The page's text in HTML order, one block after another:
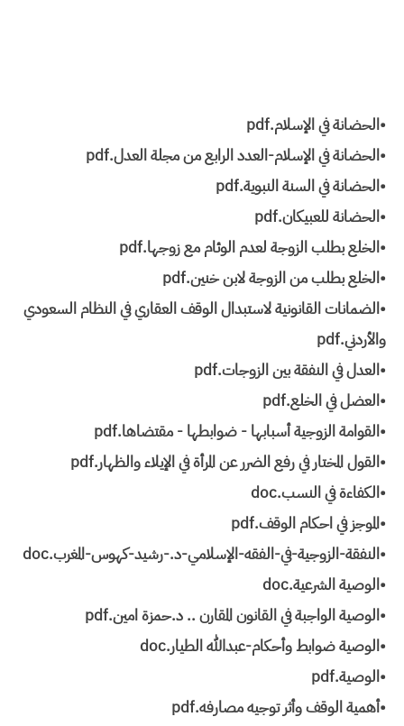
•الحضانة في الإسلام.pdf
•الحضانة في الإسلام-العدد الرابع من مجلة العدل.pdf
•الحضانة في السنة النبوية.pdf
•الحضانة للعبيكان.pdf
•الخلع بطلب الزوجة لعدم الوئام مع زوجها.pdf
•الخلع بطلب من الزوجة لابن خنين.pdf
•الضمانات القانونية لاستبدال الوقف العقاري في النظام السعودي
والأردني.pdf
•العدل في النفقة بين الزوجات.pdf
•العضل في الخلع.pdf
•القوامة الزوجية أسبابها - ضوابطها - مقتضاها.pdf
•القول المختار في رفع الضرر عن المرأة في الإيلاء والظهار.pdf
•الكفاءة في النسب.doc
•الموجز في احكام الوقف.pdf
•النفقة-الزوجية-في-الفقه-الإسلامي-د.-رشيد-كهوس-المغرب.doc
•الوصية الشرعية.doc
•الوصية الواجبة في القانون المقارن .. د.حمزة امين.pdf
•الوصية ضوابط وأحكام-عبدالله الطيار.doc
•الوصية.pdf
•أهمية الوقف وأثر توجيه مصارفه.pdf